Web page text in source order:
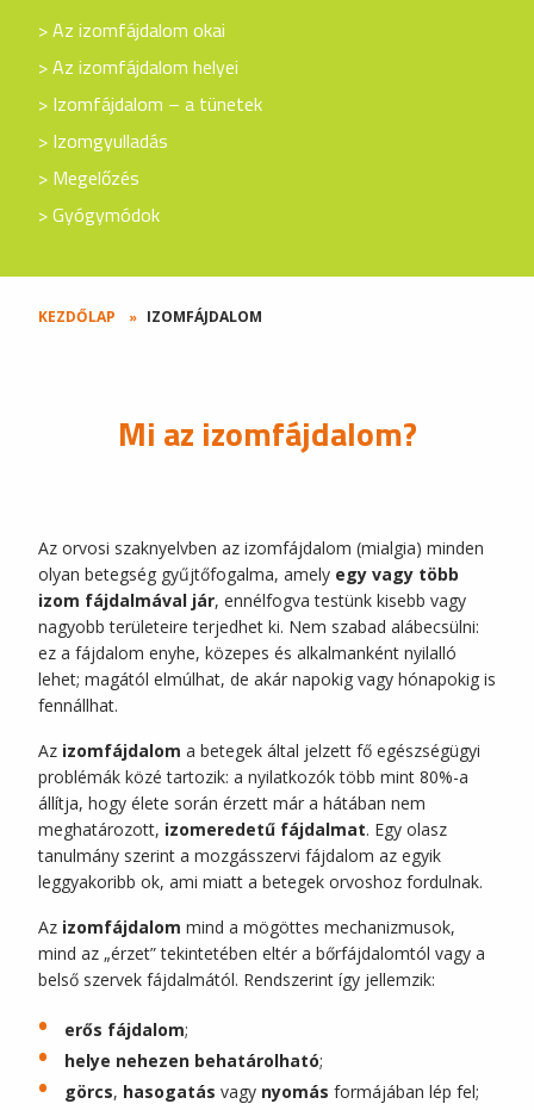
KEZDŐLAP IZOMFÁJDALOM
Az izomfájdalom okai
Az izomfájdalom helyei
Izomfájdalom – a tünetek
Izomgyulladás
Megelőzés
Gyógymódok
Mi az izomfájdalom?
Az orvosi szaknyelvben az izomfájdalom (mialgia) minden
olyan betegség gyűjtőfogalma, amely egy vagy több
izom fájdalmával jár, ennélfogva testünk kisebb vagy
nagyobb területeire terjedhet ki. Nem szabad alábecsülni:
ez a fájdalom enyhe, közepes és alkalmanként nyilalló
lehet; magától elmúlhat, de akár napokig vagy hónapokig is
fennállhat.
Az izomfájdalom a betegek által jelzett fő egészségügyi
problémák közé tartozik: a nyilatkozók több mint 80%-a
állítja, hogy élete során érzett már a hátában nem
meghatározott, izomeredetű fájdalmat. Egy olasz
tanulmány szerint a mozgásszervi fájdalom az egyik
leggyakoribb ok, ami miatt a betegek orvoshoz fordulnak.
Az izomfájdalom mind a mögöttes mechanizmusok,
mind az „érzet” tekintetében eltér a bőrfájdalomtól vagy a
belső szervek fájdalmától. Rendszerint így jellemzik:
erős fájdalom;
helye nehezen behatárolható;
görcs, hasogatás vagy nyomás formájában lép fel;